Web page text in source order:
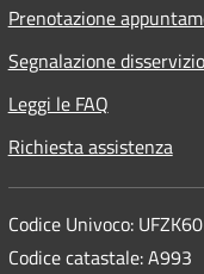
Prenotazione
Segnalazione disservizio
Leggi le FAQ
Richiesta assistenza
Codice Univoco: UFZK60
Codice catastale: A993